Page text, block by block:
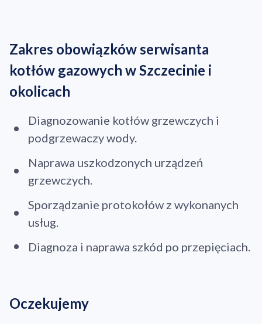
Zakres obowiązków serwisanta
kotłów gazowych w Szczecinie i
okolicach
Diagnozowanie kotłów grzewczych i
podgrzewaczy wody.
Naprawa uszkodzonych urządzeń
grzewczych.
Sporządzanie protokołów z wykonanych
usług.
Diagnoza i naprawa szkód po przepięciach.
Oczekujemy